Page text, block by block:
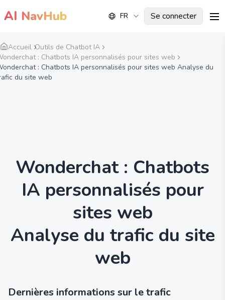
AI NavHub FR Se connecter
Accueil Outils de Chatbot IA
: Chatbots IA personnalisés pour sites web
: Chatbots IA personnalisés pour sites web Analyse du
du site web
Wonderchat : Chatbots
IA personnalisés pour
sites web
Analyse du trafic du site
web
Dernières informations sur le trafic